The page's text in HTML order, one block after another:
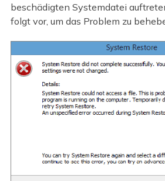
beschädigten Systemdatei
folgt vor, um das Problem zu